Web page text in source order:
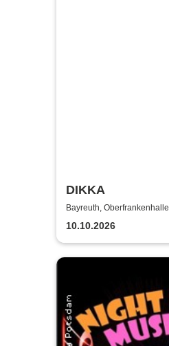
DIKKA
Bayreuth, Oberfrankenhalle
10.10.2026